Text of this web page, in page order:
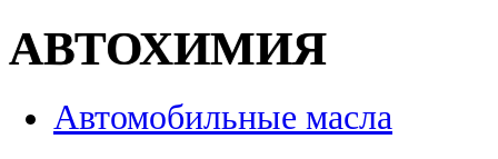
АВТОХИМИЯ
Автомобильные масла